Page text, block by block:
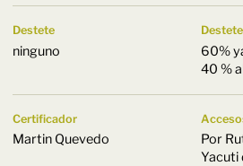
Destete
ninguno
60%
40 %
Certificador
Martin Quevedo
Por
Yacuti